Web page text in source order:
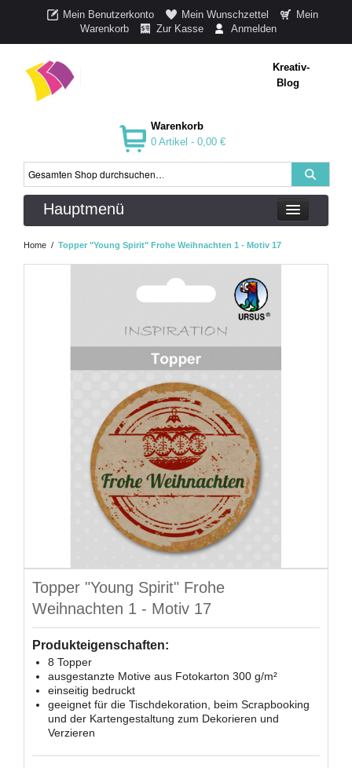
Mein Benutzerkonto Mein Wunschzettel
Mein
Warenkorb
Zur Kasse Anmelden
Kreativ-
Blog
Warenkorb
0 Artikel - 0,00 €
Hauptmenü
Home / Topper "Young Spirit" Frohe Weihnachten 1 - Motiv 17
Topper "Young Spirit" Frohe
Weihnachten 1 - Motiv 17
Produkteigenschaften:
8 Topper
ausgestanzte Motive aus Fotokarton 300 g/m²
einseitig bedruckt
geeignet für die Tischdekoration, beim Scrapbooking
und der Kartengestaltung zum Dekorieren und
Verzieren